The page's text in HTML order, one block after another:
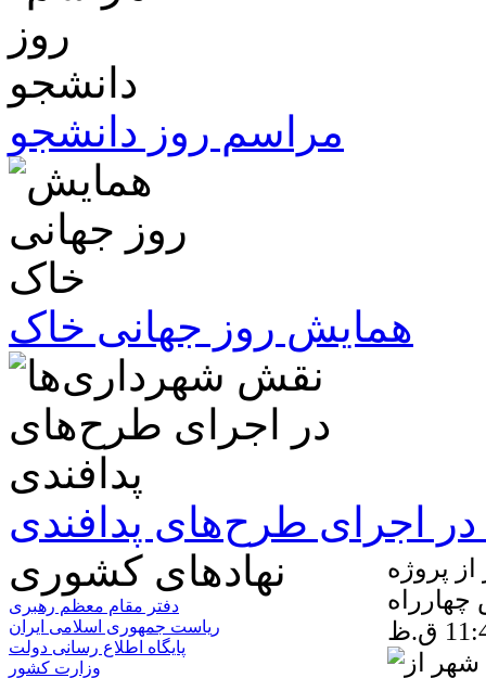
مراسم روز دانشجو
همایش روز جهانی خاک
اجرای طرح‌های پدافندی
پروژه
نهادهای کشوری
دفتر مقام معظم رهبری
ریاست جمهوری اسلامی ایران
پایگاه اطلاع رسانی دولت
وزارت کشور